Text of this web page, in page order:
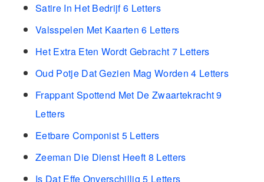
Satire In Het Bedrijf 6 Letters
Valsspelen Met Kaarten 6 Letters
Het Extra Eten Wordt Gebracht 7 Letters
Oud Potje Dat Gezien Mag Worden 4 Letters
Frappant Spottend Met De Zwaartekracht 9
Letters
Eetbare Componist 5 Letters
Zeeman Die Dienst Heeft 8 Letters
Is Dat Effe Onverschillig 5 Letters